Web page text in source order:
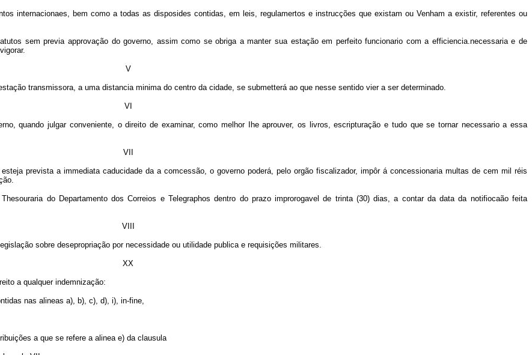
internacionaes, bem como a todas as disposides contidas, em leis, regulamertos e instrucções que existam ou Venham a existir, referentes ou
sem previa approvação do governo, assim como se obriga a manter sua estação em perfeito funcionario com a efficiencia.necessaria e de
V
transmissora, a uma distancia minima do centro da cidade, se submetterá ao que nesse sentido vier a ser determinado.
VI
quando julgar conveniente, o direito de examinar, como melhor Ihe aprouver, os livros, escripturação e tudo que se tornar necessario a essa
VII
prevista a immediata caducidade da a comcessão, o governo poderá, pelo orgão fiscalizador, impôr á concessionaria multas de cem mil réis
do Departamento dos Correios e Telegraphos dentro do prazo improrogavel de trinta (30) dias, a contar da data da notifiocaão feita
VIII
sobre desepropriação por necessidade ou utilidade publica e requisições militares.
XX
a qualquer indemnização:
nas alineas a), b), c), d), i), in-fine,
a que se refere a alinea e) da clausula